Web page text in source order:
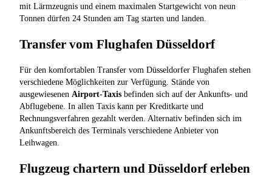
mit Lärmzeugnis und einem maximalen Startgewicht von neun
Tonnen dürfen 24 Stunden am Tag starten und landen.
Transfer vom Flughafen Düsseldorf
Für den komfortablen Transfer vom Düsseldorfer Flughafen stehen
verschiedene Möglichkeiten zur Verfügung. Stände von
ausgewiesenen Airport-Taxis befinden sich auf der Ankunfts- und
Abflugebene. In allen Taxis kann per Kreditkarte und
Rechnungsverfahren gezahlt werden. Alternativ befinden sich im
Ankunftsbereich des Terminals verschiedene Anbieter von
Leihwagen.
Flugzeug chartern und Düsseldorf erleben